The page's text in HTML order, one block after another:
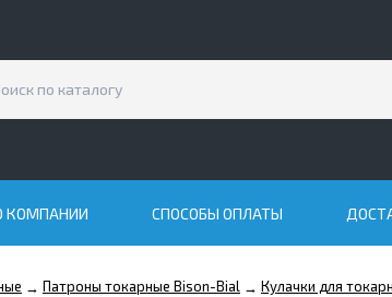
КОМПАНИИ СПОСОБЫ ОПЛАТЫ
→ Патроны токарные Bison-Bial → Кулачки для